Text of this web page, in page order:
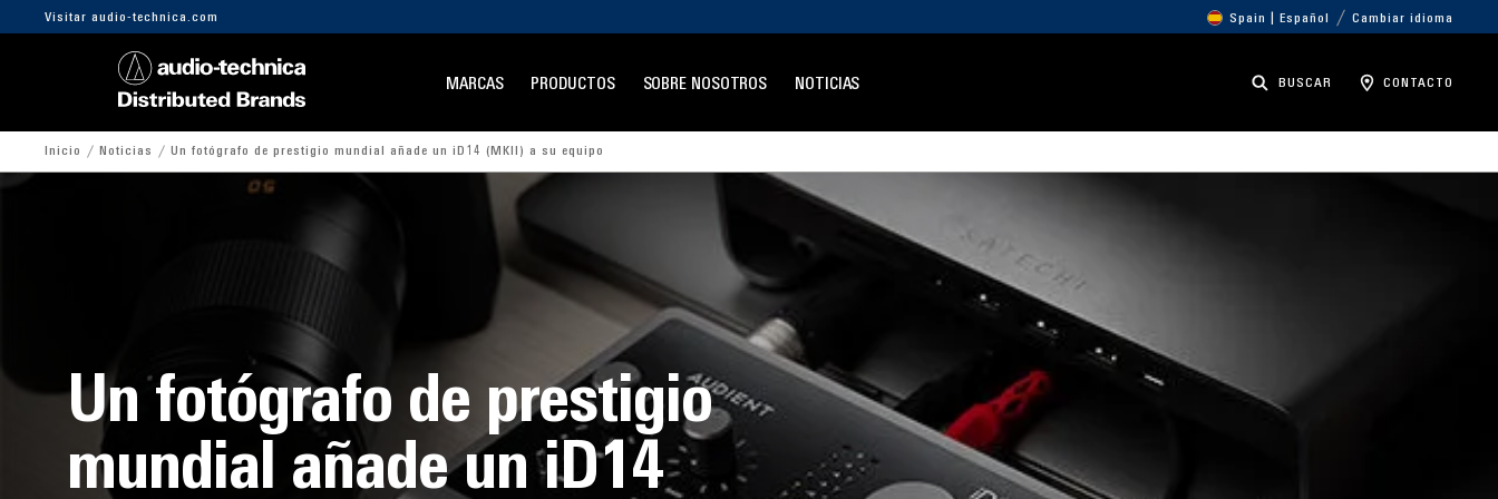
Visitar audio-technica.com Spain | Español Cambiar idioma
MARCAS PRODUCTOS SOBRE NOSOTROS NOTICIAS BUSCAR CONTACTO
Inicio Noticias Un fotógrafo de prestigio mundial añade un iD14 (MKII) a su equipo
Un fotógrafo de prestigio
mundial añade un iD14